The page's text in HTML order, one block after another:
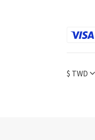
$ TWD